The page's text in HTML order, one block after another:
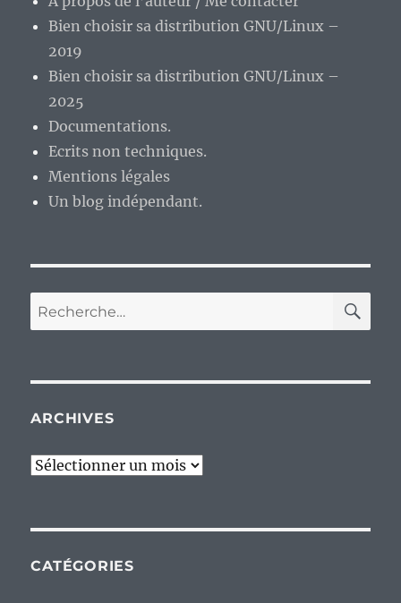
bon
métal
sud
Bien choisir sa distribution GNU/Linux –
2019
Bien choisir sa distribution GNU/Linux –
2025
Documentations.
Ecrits non techniques.
Mentions légales
Un blog indépendant.
Recherche
pour :
ARCHIVES
Archives
CATÉGORIES